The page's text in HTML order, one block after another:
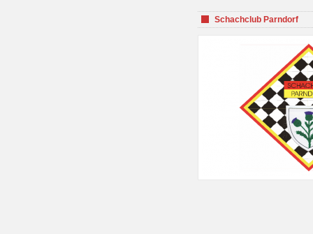
Schachclub Parndorf